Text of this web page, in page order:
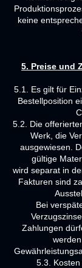
keine
5. Preise und
5.1. Es gilt für
Bestellposition
5.2. Die
Werk, die
ausgewiesen.
gültige
wird separat in
Fakturen sind
Bei
Zahlungen
5.3.